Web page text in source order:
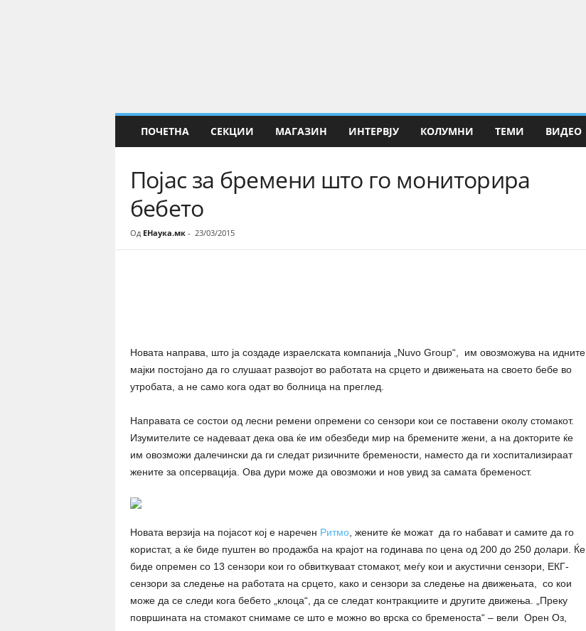
ПОЧЕТНА СЕКЦИИ МАГАЗИН ИНТЕРВЈУ КОЛУМНИ ТЕМИ ВИДЕО
Појас за бремени што го мониторира
бебето
Од ЕНаука.мк- 23/03/2015
Новата направа, што ја создаде израелската компанија „Nuvo Group“, им овозможува на идните
мајки постојано да го слушаат развојот во работата на срцето и движењата на своето бебе во
утробата, а не само кога одат во болница на преглед.
Направата се состои од лесни ремени опремени со сензори кои се поставени околу стомакот.
Изумителите се надеваат дека ова ќе им обезбеди мир на бремените жени, а на докторите ќе
им овозможи далечински да ги следат ризичните бремености, наместо да ги хоспитализираат
жените за опсервација. Ова дури може да овозможи и нов увид за самата бременост.
Новата верзија на појасот кој е наречен Ритмо, жените ќе можат да го набават и самите да го
користат, а ќе биде пуштен во продажба на крајот на годинава по цена од 200 до 250 долари. Ќе
биде опремен со 13 сензори кои го обвиткуваат стомакот, меѓу кои и акустични сензори, ЕКГ-
сензори за следење на работата на срцето, како и сензори за следење на движењата, со кои
може да се следи кога бебето „клоца“, да се следат контракциите и другите движења. „Преку
површината на стомакот снимаме се што е можно во врска со бременоста“ – вели Орен Оз,